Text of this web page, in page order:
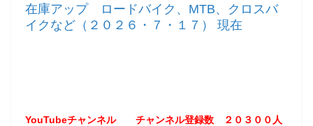
在庫アップ ロードバイク、MTB、クロスバ
イクなど（２０２６・７・１７） 現在
YouTubeチャンネル チャンネル登録数 ２０３ ００ 人